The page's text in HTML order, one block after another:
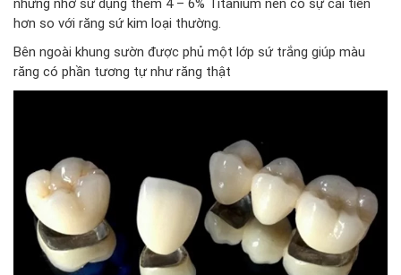
hơn so với răng sứ kim loại thường.
Bên ngoài khung sườn được phủ một lớp sứ trắng giúp màu
răng có phần tương tự như răng thật